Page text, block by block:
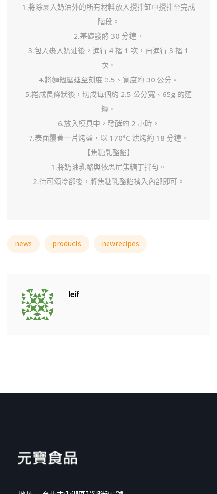
1.將除裹入奶油外的所有材料放入攪拌缸中攪拌至完成
階段。
2.基礎發酵 30 分鐘。
3.包入裹入奶油後，進行 4 摺 1 次，再進行 3 摺 1
次。
4.將麵糰壓延至刻度 3.5、寬度約 30 公分。
5.捲成長條狀後，切成每個約 2.5 公分寬、65g 的麵
糰。
6.放入模具中，發酵約 2 小時。
7.表面覆蓋一片烤盤，以 170°C 烘烤約 18 分鐘。
【焦糖乳酪餡】
1.將奶油乳酪與依思尼焦糖丁拌勻。
2.待可頌冷卻後，將焦糖乳酪餡擠入內部即可。
news products newrecipes
leif